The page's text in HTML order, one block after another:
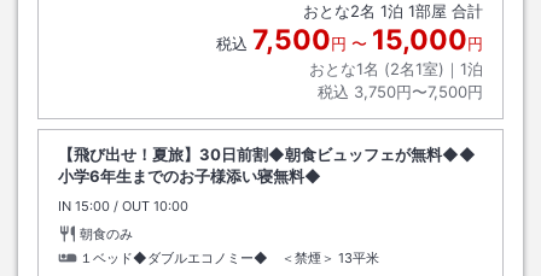
おとな2名 1泊 1部屋 合計
税込 7,500円 〜 15,000円
おとな1名 (2名1室)｜ 1泊
税込 3,750円〜7,500円
【飛び出せ！夏旅】30日前割◆朝食ビュッフェが無料◆◆
小学6年生までのお子様添い寝無料◆
IN チェックイン
15:00 / OUT チェックアウト
10:00
朝食のみ
１ベッド◆ダブルエコノミー◆ ＜禁煙＞ 13平米